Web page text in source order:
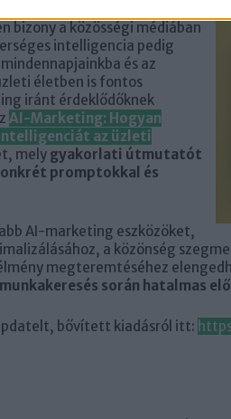
elvárás az online
bizony a közösségi médiában
intelligencia pedig
és az
életben is fontos
iránt érdeklődőknek
AI-Marketing: Hogyan
az üzleti
mely gyakorlati útmutatót
promptokkal és
AI-marketing eszközöket,
a közönség
megteremtéséhez
során hatalmas
bővített kiadásról itt: